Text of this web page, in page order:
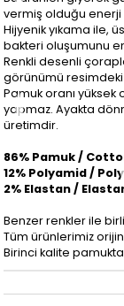
vermiş olduğu enerji
Hijyenik yıkama ile,
bakteri oluşumunu
Renkli desenli
görünümü resimdeki
Pamuk oranı yüksek
yapmaz. Ayakta
üretimdir.
86% Pamuk /
12% Polyamid /
2% Elastan /
Benzer renkler ile
Tüm ürünlerimiz
Birinci kalite